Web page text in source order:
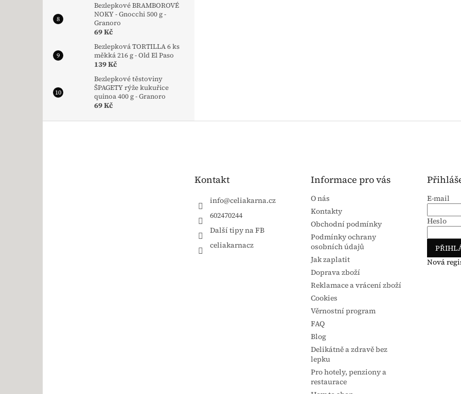
Bezlepkové BRAMBOROVÉ
NOKY - Gnocchi 500 g -
Granoro
69 Kč
Bezlepková TORTILLA 6 ks
měkká 216 g - Old El Paso
139 Kč
Bezlepkové těstoviny
ŠPAGETY rýže kukuřice
quinoa 400 g - Granoro
69 Kč
Kontakt
info@celiakarna.cz
602470244
Další tipy na FB
celiakarnacz
Informace pro vás
O nás
Kontakty
Obchodní podmínky
Podmínky ochrany
osobních údajů
Jak zaplatit
Doprava zboží
Reklamace a vrácení zboží
Cookies
Věrnostní program
FAQ
Blog
Delikátně a zdravě bez
lepku
Pro hotely, penziony a
restaurace
E-mail
Heslo
Nová